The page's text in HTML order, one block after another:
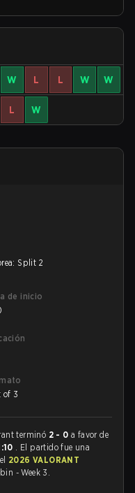
W L L W W
L W
Split 2
de inicio
of 3
terminó 2 - 0 a favor de
. El partido fue una
2026 VALORANT
- Week 3.